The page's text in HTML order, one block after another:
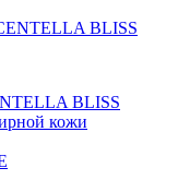
BLISS
кожи